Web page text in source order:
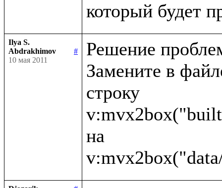
Ilya S.
Abdrakhimov
#
10 мая 2011
Решение
Замените в
строку
на